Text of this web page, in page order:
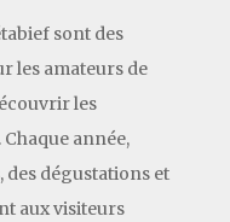
sont des
les amateurs de
les
année,
des dégustations et
aux visiteurs